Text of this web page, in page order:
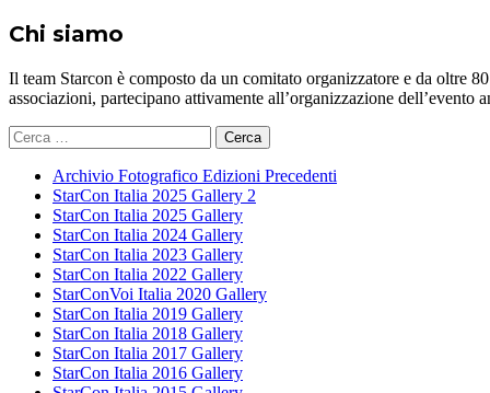
Chi siamo
Il team Starcon è composto da un comitato organizzatore e da oltre
associazioni, partecipano attivamente all’organizzazione
Ricerca
per:
Archivio Fotografico Edizioni Precedenti
StarCon Italia 2025 Gallery 2
StarCon Italia 2025 Gallery
StarCon Italia 2024 Gallery
StarCon Italia 2023 Gallery
StarCon Italia 2022 Gallery
StarConVoi Italia 2020 Gallery
StarCon Italia 2019 Gallery
StarCon Italia 2018 Gallery
StarCon Italia 2017 Gallery
StarCon Italia 2016 Gallery